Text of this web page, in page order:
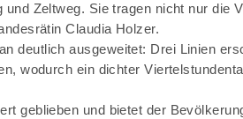
Zeltweg. Sie tragen nicht nur die
Claudia Holzer.
deutlich ausgeweitet: Drei Linien
wodurch ein dichter
geblieben und bietet der